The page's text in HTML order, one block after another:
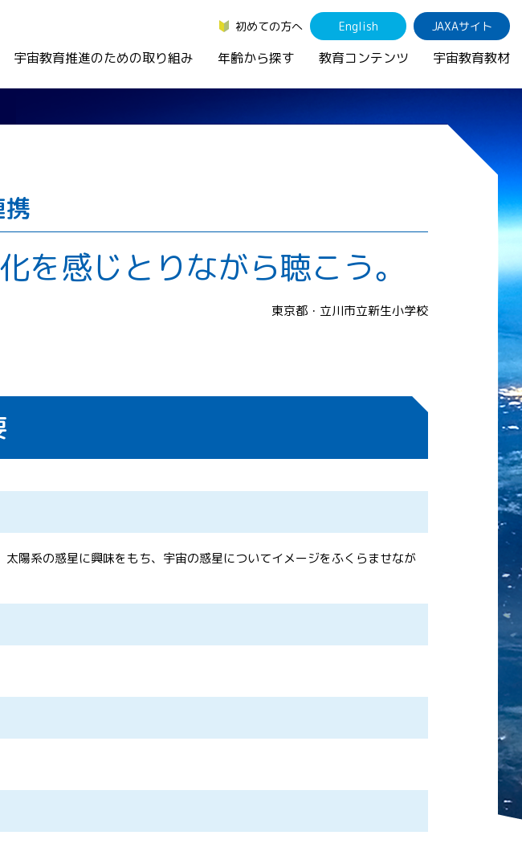
初めての方へ English JAXAサイト
宇宙教育推進のための取り組み 年齢から探す 教育コンテンツ 宇宙教育教材
を感じとりながら聴こう。
東京都・立川市立新生小学校
陽系の惑星に興味をもち、宇宙の惑星についてイメージをふくらませなが